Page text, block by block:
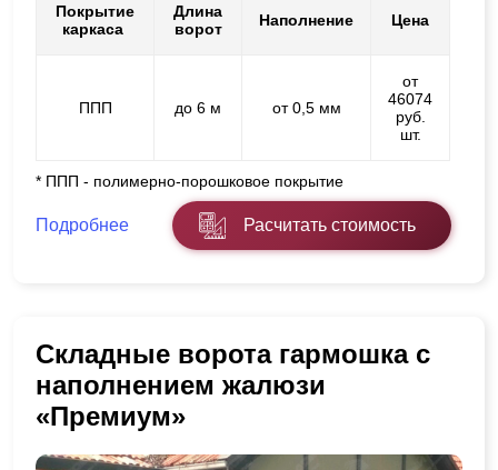
Покрытие
каркаса
Длина
ворот
Наполнение Цена
ППП до 6 м от 0,5 мм
от
46074
руб.
шт.
* ППП - полимерно-порошковое покрытие
Подробнее Расчитать стоимость
Складные ворота гармошка с
наполнением жалюзи
«Премиум»